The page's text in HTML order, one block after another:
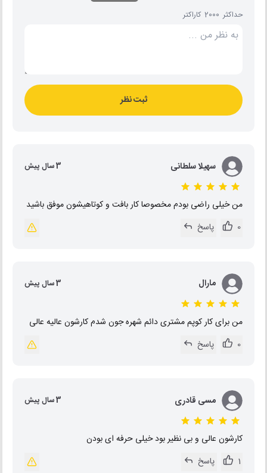
حداکثر 2000 کاراکتر
ثبت نظر
سهیلا سلطانی 3 سال پیش
من خیلی راضی بودم مخصوصا کار بافت و کوتاهیشون موفق باشید
0
پاسخ
مارال 3 سال پیش
من برای کار کوپم مشتری دائم شهره جون شدم کارشون عالیه عالی
0
پاسخ
مسی قادری 3 سال پیش
کارشون عالی و بی نظیر بود خیلی حرفه ای بودن
1
پاسخ